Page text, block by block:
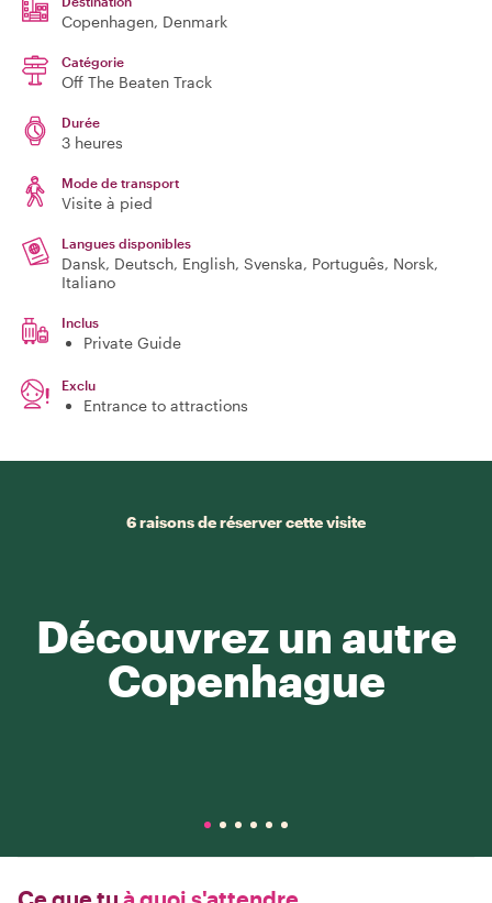
Copenhagen, Denmark
Catégorie
Off The Beaten Track
Durée
3 heures
Mode de transport
Visite à pied
Langues disponibles
Dansk, Deutsch, English, Svenska, Português, Norsk,
Italiano
Inclus
Private Guide
Exclu
Entrance to attractions
6 raisons de réserver cette visite
Découvrez un autre
Copenhague